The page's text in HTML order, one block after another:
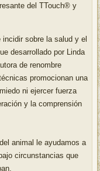
del TTouch® y
sobre la salud y el
desarrollado por Linda
de renombre
promocionan una
ni ejercer fuerza
y la comprensión
animal le ayudamos a
circunstancias que